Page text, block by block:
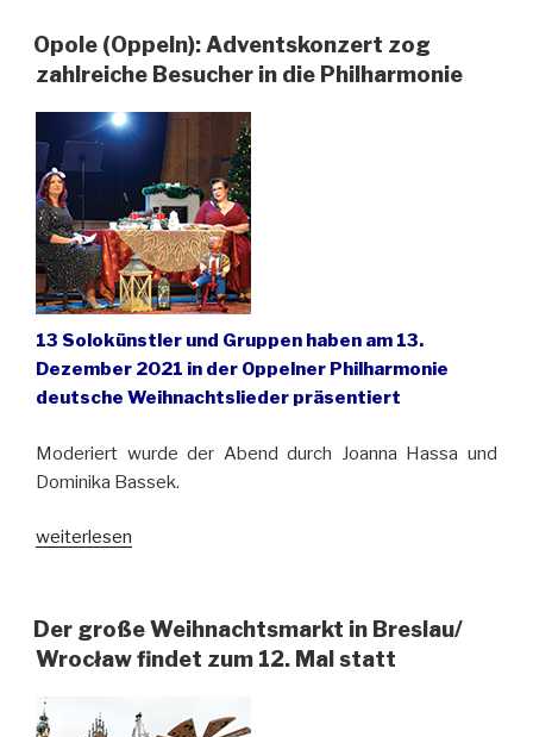
Weihnachtsmarkt
in
(Breslau)“
Opole (Oppeln): Adventskonzert zog
zahlreiche Besucher in die Philharmonie
13 Solokünstler und Gruppen haben am 13.
Dezember 2021 in der Oppelner Philharmonie
deutsche Weihnachtslieder präsentiert
Moderiert wurde der Abend durch Joanna Hassa und
Dominika Bassek.
„Opole
zog
zahlreiche
in
weiterlesen
Der große Weihnachtsmarkt in Breslau/
Wrocław findet zum 12. Mal statt